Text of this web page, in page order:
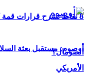
8 نقاط تشرح قرارات قمة
الصومال؟
أوصوم: مستقبل بعثة
الأمريكي